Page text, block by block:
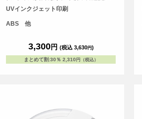
やチームの周年記念のほか、アーティストの
物販品、推し活グッズにもおすすめのアイテ
ムです。
UVインクジェット印刷
ABS 他
3,300円 (税込 3,630円)
まとめて割:30％ 2,310 円（税込）